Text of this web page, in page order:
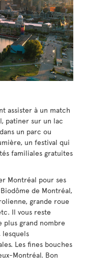
assister à un match
patiner sur un lac
un parc ou
un festival qui
familiales gratuites
Montréal pour ses
de Montréal,
grande roue
Il vous reste
plus grand nombre
lesquels
Les fines bouches
Montréal. Bon